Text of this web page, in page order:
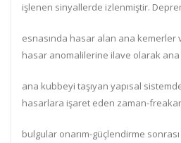
işlenen sinyallerde izlenmiştir.
esnasında hasar alan ana kemerler
hasar anomalilerine ilave olarak
ana kubbeyi taşıyan yapısal
hasarlara işaret eden zaman-
bulgular onarım-güçlendirme